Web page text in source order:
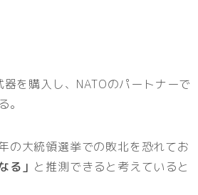
を購入し、NATOのパートナーで
。
の大統領選挙での敗北を恐れてお
る」 と推測できると考えていると